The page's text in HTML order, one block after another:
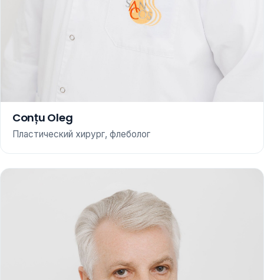
Conțu Oleg
Пластический хирург, флеболог